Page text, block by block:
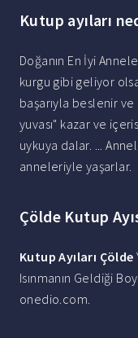
Kutup ayıları
Doğanın En İyi
kurgu gibi geliyor
başarıyla beslenir ve
yuvası" kazar ve
uykuya dalar. ...
anneleriyle yaşarlar.
Çölde Kutup
Kutup Ayıları Çölde
Isınmanın Geldiği
onedio.com.